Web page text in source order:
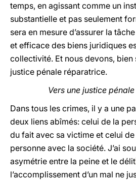
temps, en agissant comme un
substantielle et pas seulement
sera en mesure d’assurer la
et efficace des biens juridiques
collectivité. Et nous devons, bien
justice pénale réparatrice.
Vers une justice
Dans tous les crimes, il y a une
deux liens abîmés: celui de la
du fait avec sa victime et celui
personne avec la société. J’ai
asymétrie entre la peine et le délit
l’accomplissement d’un mal ne